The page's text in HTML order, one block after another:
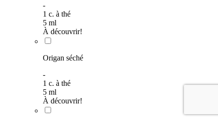
-
1 c. à thé
5 ml
À découvrir!
Origan séché
-
1 c. à thé
5 ml
À découvrir!